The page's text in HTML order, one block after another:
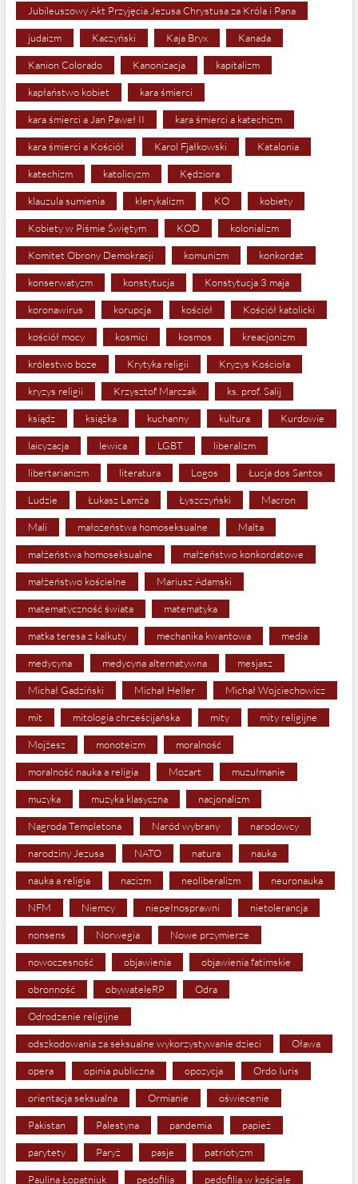
Jubileuszowy Akt Przyjęcia Jezusa Chrystusa za Króla i Pana
judaizm Kaczyński Kaja Bryx Kanada
Kanion Colorado Kanonizacja kapitalizm
kapłaństwo kobiet kara śmierci
kara śmierci a Jan Paweł II kara śmierci a katechizm
kara śmierci a Kościół Karol Fjałkowski Katalonia
katechizm katolicyzm Kędziora
klauzula sumienia klerykalizm KO kobiety
Kobiety w Piśmie Świętym KOD kolonializm
Komitet Obrony Demokracji komunizm konkordat
konserwatyzm konstytucja Konstytucja 3 maja
koronawirus korupcja kościół Kościół katolicki
kościół mocy kosmici kosmos kreacjonizm
królestwo boze Krytyka religii Kryzys Kościoła
kryzys religii Krzysztof Marczak ks. prof. Salij
ksiądz książka kuchanny kultura Kurdowie
laicyzacja lewica LGBT liberalizm
libertarianizm literatura Logos Łucja dos Santos
Ludzie Łukasz Lamża Łyszczyński Macron
Mali małożeństwa homoseksualne Malta
małżeństwa homoseksualne małżeństwo konkordatowe
małżeństwo kościelne Mariusz Adamski
matematyczność świata matematyka
matka teresa z kalkuty mechanika kwantowa media
medycyna medycyna alternatywna mesjasz
Michał Gadziński Michał Heller Michał Wojciechowicz
mit mitologia chrześcijańska mity mity religijne
Mojżesz monoteizm moralność
moralność nauka a religia Mozart muzułmanie
muzyka muzyka klasyczna nacjonalizm
Nagroda Templetona Naród wybrany narodowcy
narodziny Jezusa NATO natura nauka
nauka a religia nazizm neoliberalizm neuronauka
NFM Niemcy niepełnosprawni nietolerancja
nonsens Norwegia Nowe przymierze
nowoczesność objawienia objawienia fatimskie
obronność obywateleRP Odra
Odrodzenie religijne
odszkodowania za seksualne wykorzystywanie dzieci Oława
opera opinia publiczna opozycja Ordo Iuris
orientacja seksualna Ormianie oświecenie
Pakistan Palestyna pandemia papież
parytety Paryż pasje patriotyzm
Paulina Łopatniuk pedofilia pedofilia w kościele